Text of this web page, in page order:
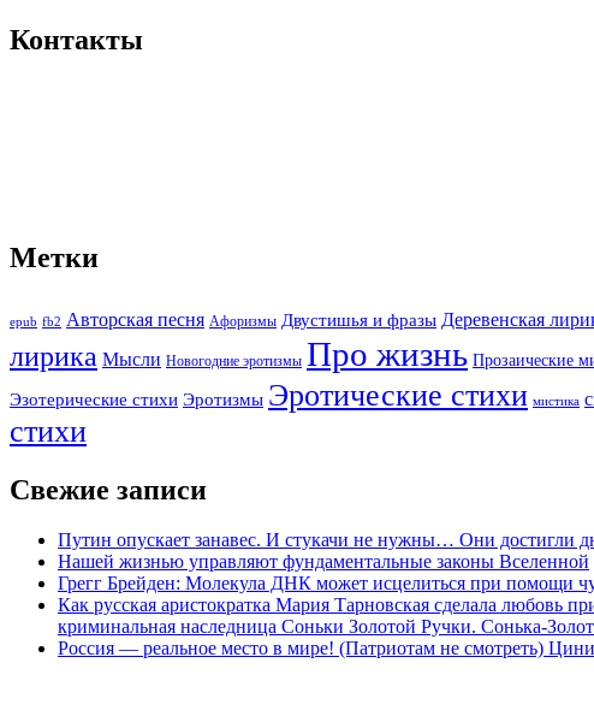
Контакты
Метки
epub fb2 Авторская песня Афоризмы Двустишья и фразы Деревенская
лирика Мысли Новогодние эротизмы Про жизнь Прозаические
Эзотерические стихи Эротизмы Эротические стихи мистика
стихи
Свежие записи
Путин опускает занавес. И стукачи не нужны… Они достигли
Нашей жизнью управляют фундаментальные законы Вселенной
Грегг Брейден: Молекула ДНК может исцелиться при помощи
Как русская аристократка Мария Тарновская сделала любовь
криминальная наследница Соньки Золотой Ручки. Сонька-
Россия — реальное место в мире! (Патриотам не смотреть)